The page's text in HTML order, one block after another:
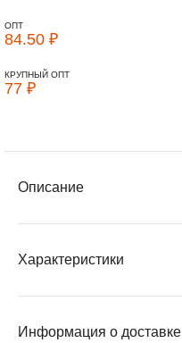
ОПТ
84.50 ₽
КРУПНЫЙ ОПТ
77 ₽
Описание
Характеристики
Информация о доставке